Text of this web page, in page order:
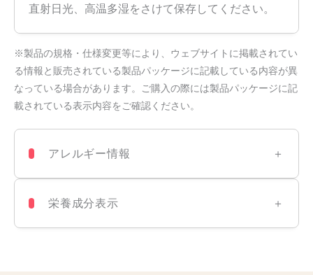
直射日光、高温多湿をさけて保存してください。
※製品の規格・仕様変更等により、ウェブサイトに掲載されてい
る情報と販売されている製品パッケージに記載している内容が異
なっている場合があります。ご購入の際には製品パッケージに記
載されている表示内容をご確認ください。
アレルギー情報
栄養成分表示